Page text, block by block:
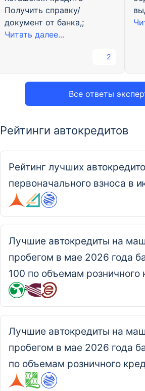
Все ответы
Получить справку/
документ от банка,;
Читать далее...
2
Рейтинги автокредитов
Рейтинг лучших
первоначального взноса в
Лучшие автокредиты на
пробегом в мае 2026 года
100 по объемам розничного
Лучшие автокредиты на
пробегом в мае 2026 года
по объемам розничного